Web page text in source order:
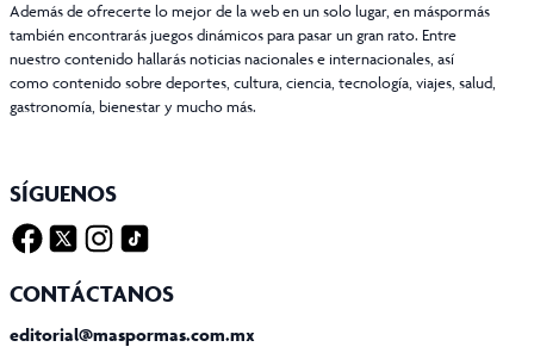
Además de ofrecerte lo mejor de la web en un solo lugar, en máspormás
también encontrarás juegos dinámicos para pasar un gran rato. Entre
nuestro contenido hallarás noticias nacionales e internacionales, así
como contenido sobre deportes, cultura, ciencia, tecnología, viajes, salud,
gastronomía, bienestar y mucho más.
SÍGUENOS
CONTÁCTANOS
editorial@maspormas.com.mx